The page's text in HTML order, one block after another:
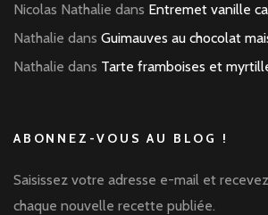
Nicolas Nathalie dans Entremet vanille
Nathalie dans Guimauves au chocolat
Nathalie dans Tarte framboises et
ABONNEZ-VOUS AU BLOG !
Saisissez votre adresse e-mail et
chaque nouvelle recette publiée.